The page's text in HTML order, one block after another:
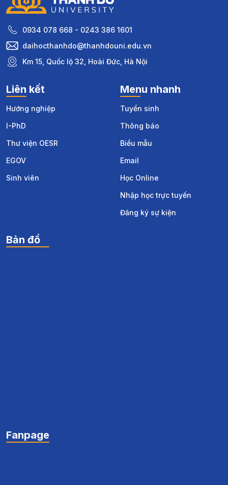
0934 078 668 - 0243 386 1601
daihocthanhdo@thanhdouni.edu.vn
Km 15, Quốc lộ 32, Hoài Đức, Hà Nội
Liên kết
Hướng nghiệp
I-PhD
Thư viện OESR
EGOV
Sinh viên
Menu nhanh
Tuyển sinh
Thông báo
Biểu mẫu
Email
Học Online
Nhập học trực tuyến
Đăng ký sự kiện
Bản đồ
Fanpage